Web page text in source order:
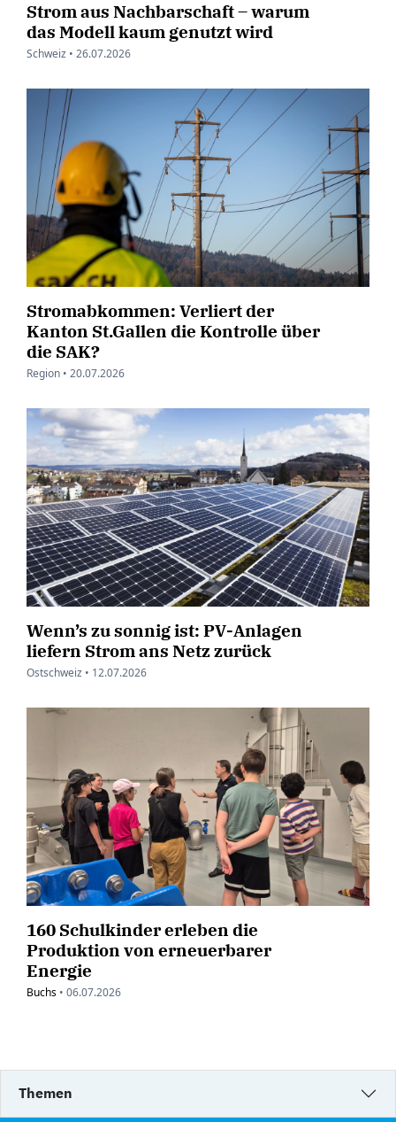
Strom aus Nachbarschaft – warum
das Modell kaum genutzt wird
Schweiz • 26.07.2026
Stromabkommen: Verliert der
Kanton St.Gallen die Kontrolle über
die SAK?
Region • 20.07.2026
Wenn’s zu sonnig ist: PV-Anlagen
liefern Strom ans Netz zurück
Ostschweiz • 12.07.2026
160 Schulkinder erleben die
Produktion von erneuerbarer
Energie
Buchs • 06.07.2026
Themen